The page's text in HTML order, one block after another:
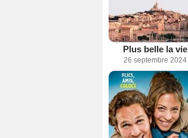
Plus belle la vie
26 septembre 2024